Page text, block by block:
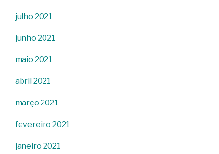
julho 2021
junho 2021
maio 2021
abril 2021
março 2021
fevereiro 2021
janeiro 2021